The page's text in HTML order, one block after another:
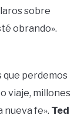
sobre
obrando».
que perdemos
viaje, millones
fe». Ted